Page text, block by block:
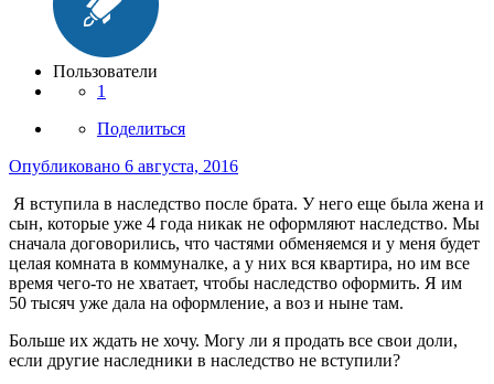
Пользователи
1
Поделиться
Опубликовано 6 августа, 2016
Я вступила в наследство после брата. У него еще была жена и
сын, которые уже 4 года никак не оформляют наследство. Мы
сначала договорились, что частями обменяемся и у меня будет
целая комната в коммуналке, а у них вся квартира, но им все
время чего-то не хватает, чтобы наследство оформить. Я им
50 тысяч уже дала на оформление, а воз и ныне там.
Больше их ждать не хочу. Могу ли я продать все свои доли,
если другие наследники в наследство не вступили?